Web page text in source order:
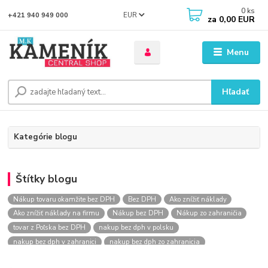
Menu
EUR
Hľadať
+421 940 949 000 0 ks
za 0,00 EUR
Kategórie blogu
Štítky blogu
Nákup tovaru okamžite bez DPH Bez DPH
Ako znížiť náklady
Ako znížiť náklady na firmu
Nákup bez DPH
Nákup zo zahraničia
tovar z Poľska bez DPH
nakup bez dph v polsku
nakup bez dph v zahranici
nakup bez dph zo zahranicia